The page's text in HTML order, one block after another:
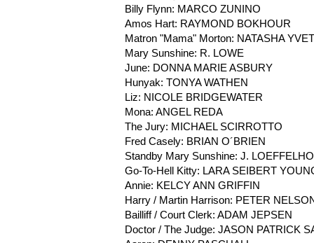
Billy Flynn: MARCO ZUNINO
Amos Hart: RAYMOND BOKHOUR
Matron "Mama" Morton: NATASHA
Mary Sunshine: R. LOWE
June: DONNA MARIE ASBURY
Hunyak: TONYA WATHEN
Liz: NICOLE BRIDGEWATER
Mona: ANGEL REDA
The Jury: MICHAEL SCIRROTTO
Fred Casely: BRIAN O´BRIEN
Standby Mary Sunshine: J.
Go-To-Hell Kitty: LARA SEIBERT
Annie: KELCY ANN GRIFFIN
Harry / Martin Harrison: PETER
Bailliff / Court Clerk: ADAM JEPSEN
Doctor / The Judge: JASON PATRICK